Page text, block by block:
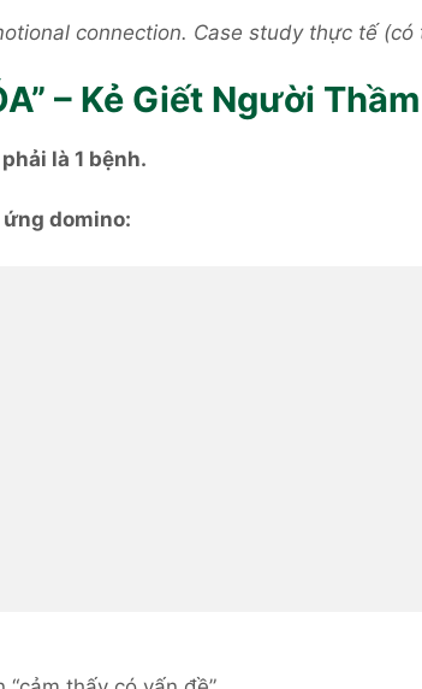
connection. Case study thực tế
– Kẻ Giết Người
là 1 bệnh.
ứng domino: